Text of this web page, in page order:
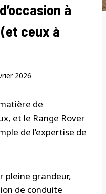
à
ceux à
2026
de
et le Range Rover
de l’expertise de
pleine grandeur,
de conduite